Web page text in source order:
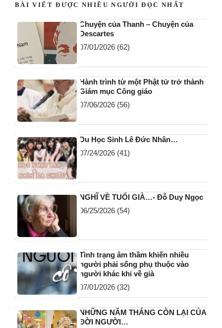
BÀI VIẾT ĐƯỢC NHIỀU NGƯỜI ĐỌC NHẤT
Chuyện của Thanh – Chuyện của
Descartes
07/01/2026 (62)
Hành trình từ một Phật tử trở thành
Giám mục Công giáo
07/06/2026 (56)
Du Học Sinh Lê Đức Nhân…
07/24/2026 (41)
NGHĨ VỀ TUỔI GIÀ…- Đỗ Duy Ngọc
06/25/2026 (54)
Tình trạng âm thầm khiến nhiều
người phải sống phụ thuộc vào
người khác khi về già
07/01/2026 (32)
NHỮNG NĂM THÁNG CÒN LẠI CỦA
ĐỜI NGƯỜI…